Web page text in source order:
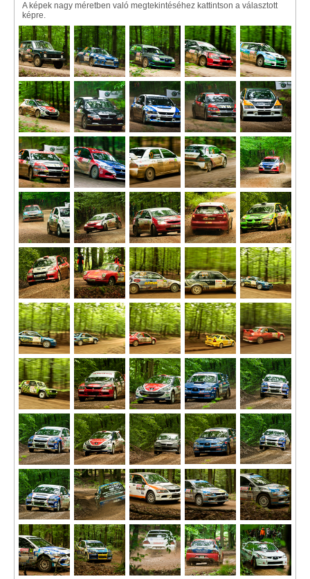
A képek nagy méretben való megtekintéséhez kattintson a választott
képre.